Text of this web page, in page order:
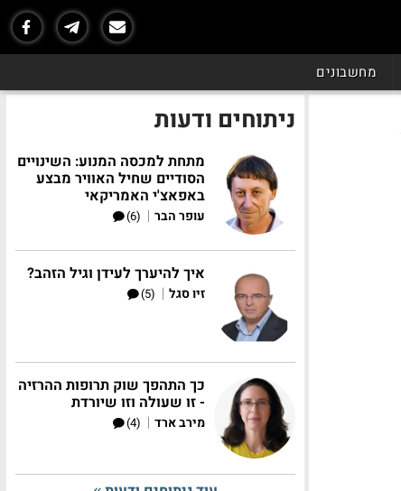
מחשבונים
ניתוחים ודעות
מתחת למכסה המנוע: השינויים
הסודיים שחיל האוויר מבצע
באפאצ'י האמריקאי
עופר הבר |
(6)
איך להיערך לעידן וגיל הזהב?
זיו סגל |
(5)
כך התהפך שוק תרופות ההרזיה
- זו שעולה וזו שיורדת
מירב ארד |
(4)